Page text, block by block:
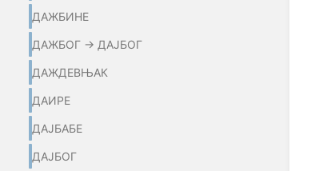
ДАЖБИНЕ
ДАЖБОГ → ДАЈБОГ
ДАЖДЕВЊАК
ДАИРЕ
ДАЈБАБЕ
ДАЈБОГ